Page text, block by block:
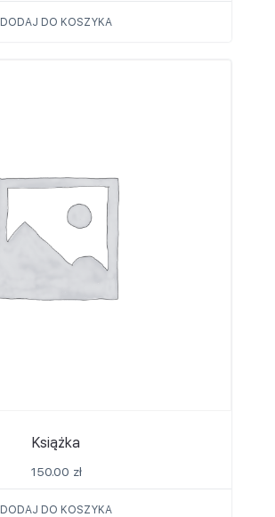
DODAJ DO KOSZYKA
Książka
150.00 zł
DODAJ DO KOSZYKA